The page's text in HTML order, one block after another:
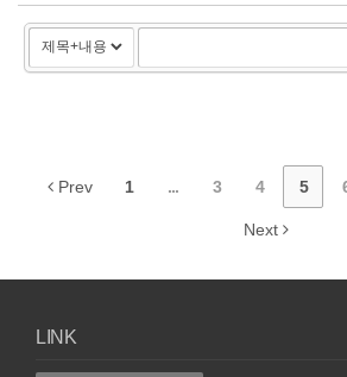
Prev 1 ... 3 4 5
Next
LINK